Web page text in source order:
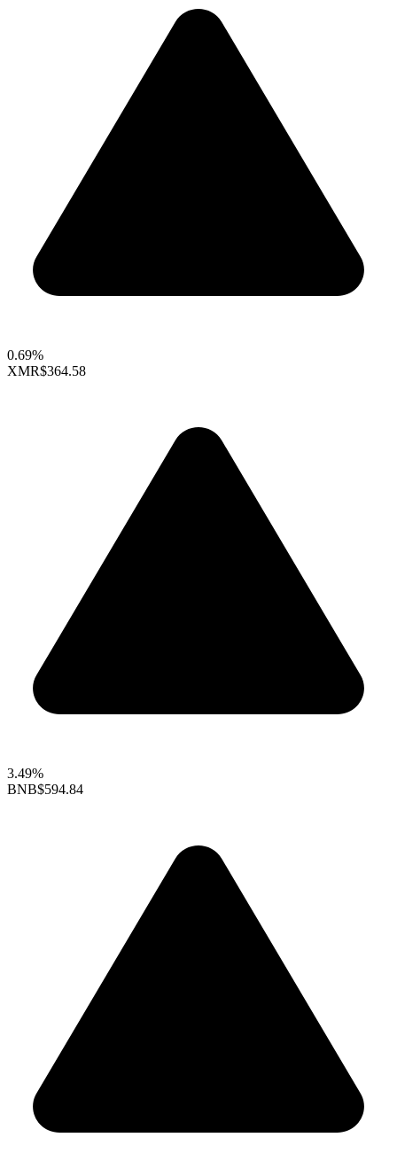
0.69%
XMR$364.58
3.49%
BNB$594.84